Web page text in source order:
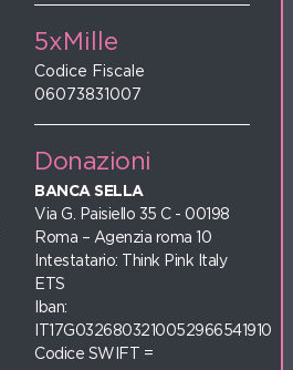
5xMille
Codice Fiscale
06073831007
Donazioni
BANCA SELLA
Via G. Paisiello 35 C - 00198
Roma – Agenzia roma 10
Intestatario: Think Pink Italy
ETS
Iban:
IT17G0326803210052966541910
Codice SWIFT =